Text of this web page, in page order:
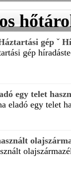
gép ˇ
gép
egy telet
eladó egy telet